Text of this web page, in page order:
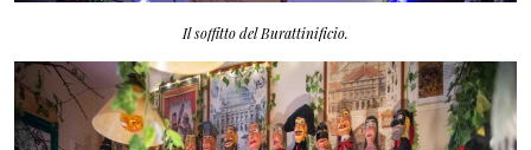
Il soffitto del Burattinificio.